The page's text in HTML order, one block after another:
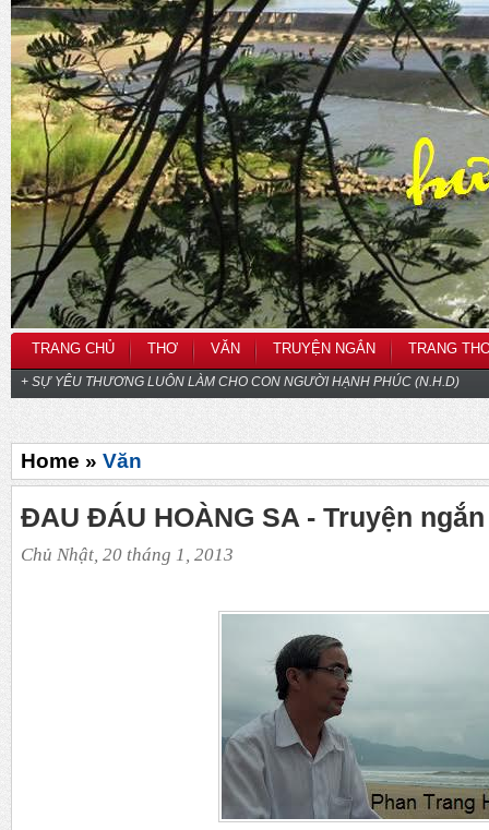
TRANG CHỦ THƠ VĂN TRUYỆN NGẮN TRANG
+ SỰ YÊU THƯƠNG LUÔN LÀM CHO CON NGƯỜI HẠNH PHÚC (N.H.D)
Home » Văn
ĐAU ĐÁU HOÀNG SA - Truyện
Chủ Nhật, 20 tháng 1, 2013